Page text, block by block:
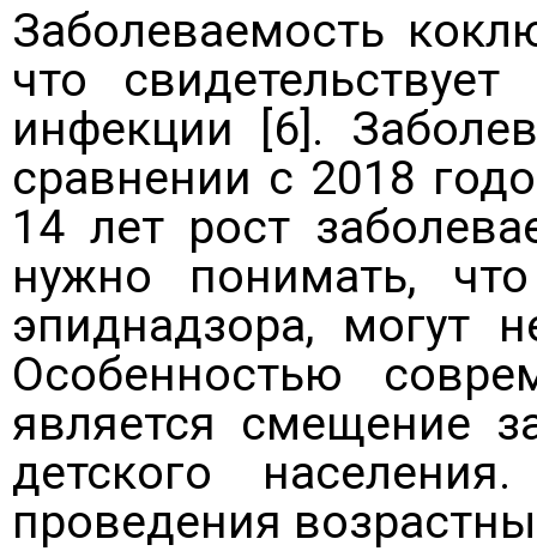
Заболеваемость
что
инфекции [6].
сравнении с 2018
14 лет рост
нужно понимать,
эпиднадзора, могут
Особенностью
является смещение
детского
проведения